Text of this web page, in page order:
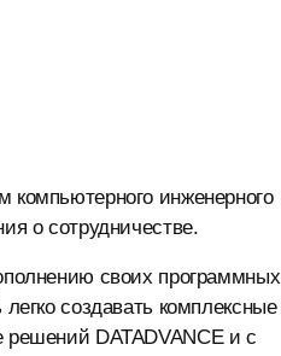
компьютерного инженерного
о сотрудничестве.
своих программных
создавать комплексные
DATADVANCE и с